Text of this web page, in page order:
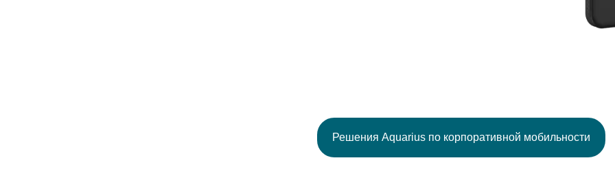
Решения Aquarius по корпоративной мобильности